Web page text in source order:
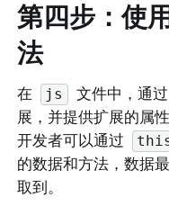
第四步：使
法
在 js 文件中，通过
展，并提供扩展的属
开发者可以通过
的数据和方法，数据
取到。